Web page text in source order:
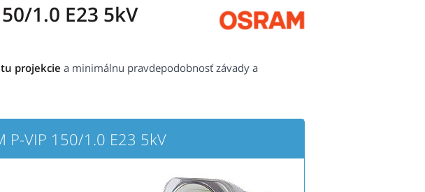
1.0 E23 5kV
projekcie a minimálnu pravdepodobnosť závady a
P-VIP 150/1.0 E23 5kV